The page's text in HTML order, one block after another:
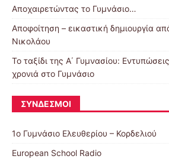
Αποχαιρετώντας το Γυμνάσιο…
Αποφοίτηση – εικαστική δημιουργία
Νικολάου
Το ταξίδι της Α΄ Γυμνασίου:
χρονιά στο Γυμνάσιο
ΣΎΝΔΕΣΜΟΙ
1ο Γυμνάσιο Ελευθερίου – Κορδελιού
European School Radio